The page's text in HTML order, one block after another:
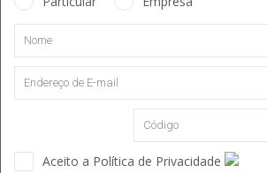
Aceito a Política de Privacidade